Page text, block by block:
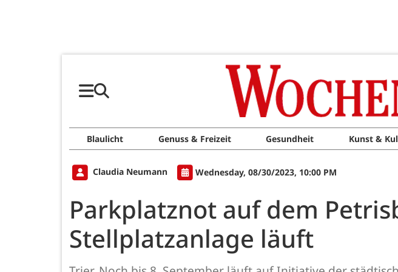
Blaulicht Genuss & Freizeit Gesundheit Kunst &
Claudia Neumann Wednesday, 08/30/2023, 10:00 PM
Parkplatznot auf dem
Stellplatzanlage läuft